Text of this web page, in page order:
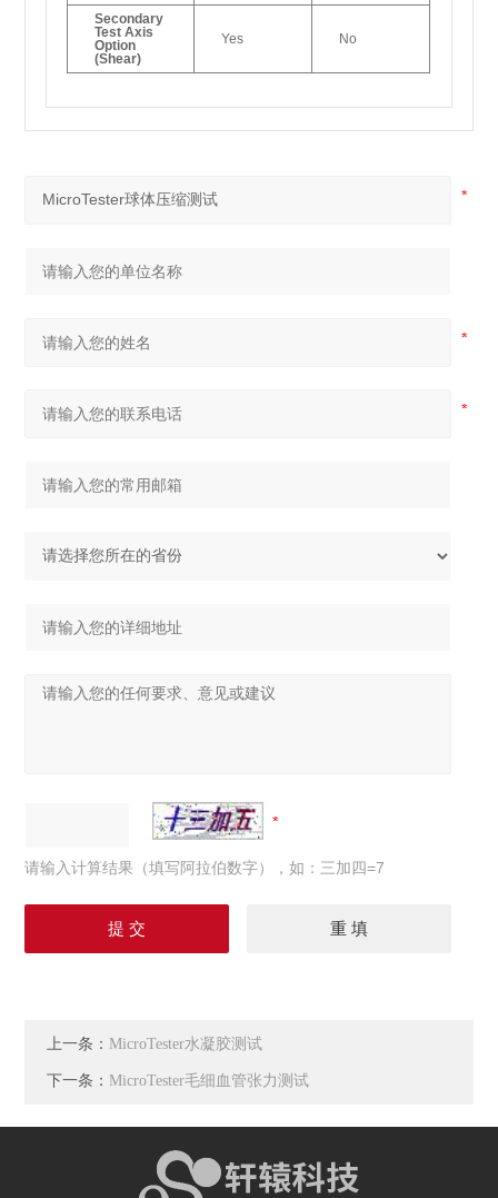
Secondary
Test Axis
Option
(Shear)
Yes No
请输入计算结果（填写阿拉伯数字），如：三加四=7
上一条： MicroTester水凝胶测试
下一条： MicroTester毛细血管张力测试